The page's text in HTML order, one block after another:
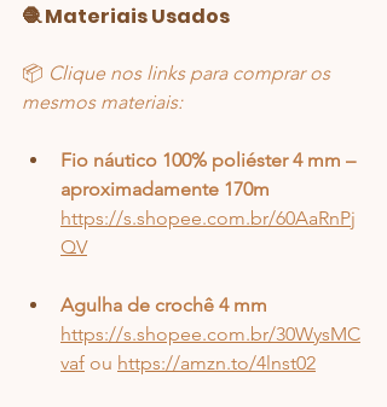
🧶 Materiais Usados
📦 Clique nos links para comprar os
mesmos materiais:
Fio náutico 100% poliéster 4 mm –
aproximadamente 170m
https://s.shopee.com.br/60AaRnPj
QV
Agulha de crochê 4 mm
https://s.shopee.com.br/30WysMC
vaf ou https://amzn.to/4lnst02